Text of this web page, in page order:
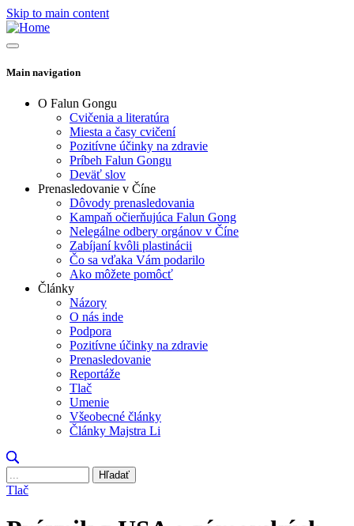
Skip to main content
Main navigation
O Falun Gongu
Cvičenia a literatúra
Miesta a časy cvičení
Pozitívne účinky na zdravie
Príbeh Falun Gongu
Deväť slov
Prenasledovanie v Číne
Dôvody prenasledovania
Kampaň očierňujúca Falun Gong
Nelegálne odbery orgánov v Číne
Zabíjaní kvôli plastinácii
Čo sa vďaka Vám podarilo
Ako môžete pomôcť
Články
Názory
O nás inde
Podpora
Pozitívne účinky na zdravie
Prenasledovanie
Reportáže
Tlač
Umenie
Všeobecné články
Články Majstra Li
Hľadať
Tlač